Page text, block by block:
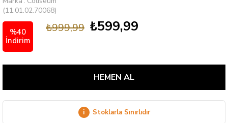
(11.01.02.70068)
%40
İndirim
₺999,99 ₺599,99
i Stoklarla Sınırlıdır